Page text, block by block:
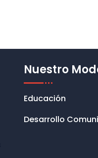
Nuestro
Educación
Desarrollo